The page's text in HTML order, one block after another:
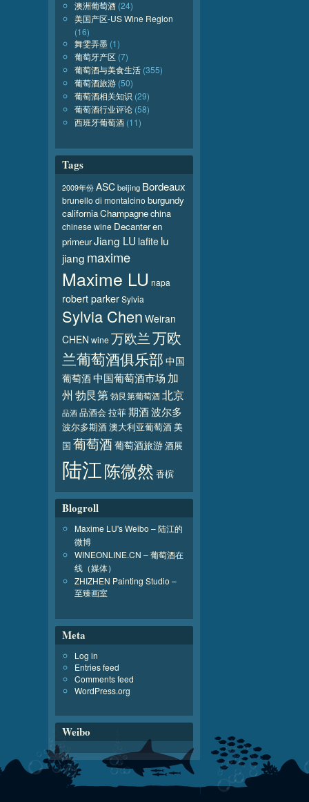
澳洲葡萄酒 (24)
美国产区-US Wine Region
(16)
舞雯弄墨 (1)
葡萄牙产区 (7)
葡萄酒与美食生活 (355)
葡萄酒旅游 (50)
葡萄酒相关知识 (29)
葡萄酒行业评论 (58)
西班牙葡萄酒 (11)
Tags
2009年份 ASCbeijing Bordeaux
brunello di montalcinoburgundy
californiaChampagnechina
chinese wine Decanteren
primeurJiang LU lafite lu
jiang maxime
Maxime LU napa
robert parkerSylvia
Sylvia Chen Weiran
CHEN wine万欧兰万欧
兰葡萄酒俱乐部中国
葡萄酒中国葡萄酒市场 加
州 勃艮第勃艮第葡萄酒北京
品酒品酒会 拉菲期酒波尔多
波尔多期酒澳大利亚葡萄酒美
国 葡萄酒葡萄酒旅游酒展
陆江陈微然 香槟
Blogroll
Maxime LU's Weibo – 陆江的
微博
WINEONLINE.CN – 葡萄酒在
线（媒体）
ZHIZHEN Painting Studio –
至臻画室
Meta
Log in
Entries feed
Comments feed
WordPress.org
Weibo